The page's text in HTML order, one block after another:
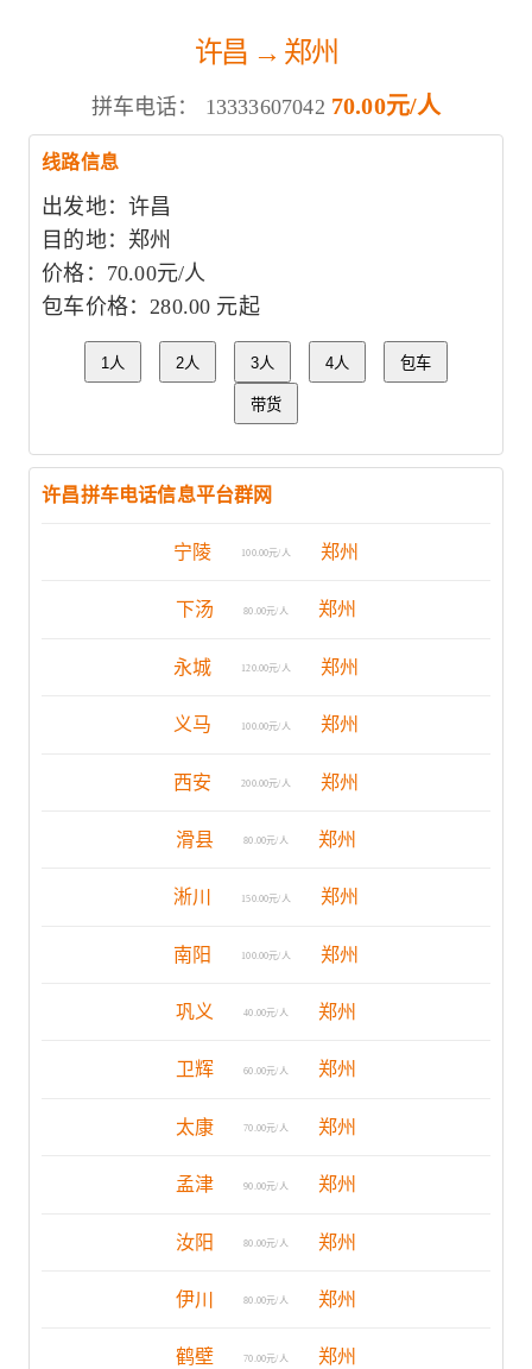
许昌 → 郑州
拼车电话： 13333607042 70.00元/人
线路信息
出发地：许昌
目的地：郑州
价格：70.00元/人
包车价格：280.00 元起
1人 2人 3人 4人 包车
带货
许昌拼车电话信息平台群网
宁陵 100.00元/人 郑州
下汤 80.00元/人 郑州
永城 120.00元/人 郑州
义马 100.00元/人 郑州
西安 200.00元/人 郑州
滑县 80.00元/人 郑州
淅川 150.00元/人 郑州
南阳 100.00元/人 郑州
巩义 40.00元/人 郑州
卫辉 60.00元/人 郑州
太康 70.00元/人 郑州
孟津 90.00元/人 郑州
汝阳 80.00元/人 郑州
伊川 80.00元/人 郑州
鹤壁 70.00元/人 郑州